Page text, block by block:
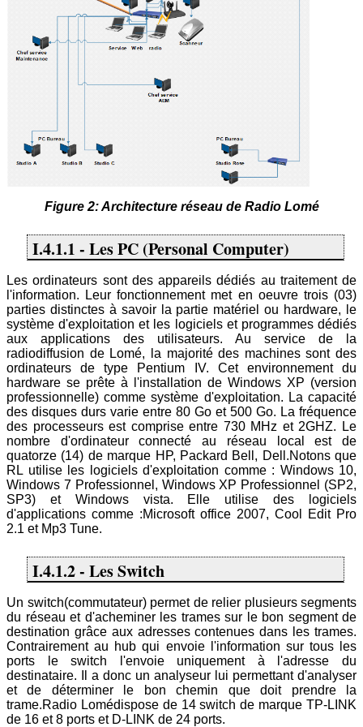
Figure 2: Architecture réseau de Radio Lomé
I.4.1.1 - Les PC (Personal Computer)
Les ordinateurs sont des appareils dédiés au traitement de
l'information. Leur fonctionnement met en oeuvre trois (03)
parties distinctes à savoir la partie matériel ou hardware, le
système d'exploitation et les logiciels et programmes dédiés
aux applications des utilisateurs. Au service de la
radiodiffusion de Lomé, la majorité des machines sont des
ordinateurs de type Pentium IV. Cet environnement du
hardware se prête à l'installation de Windows XP (version
professionnelle) comme système d'exploitation. La capacité
des disques durs varie entre 80 Go et 500 Go. La fréquence
des processeurs est comprise entre 730 MHz et 2GHZ. Le
nombre d'ordinateur connecté au réseau local est de
quatorze (14) de marque HP, Packard Bell, Dell.Notons que
RL utilise les logiciels d'exploitation comme : Windows 10,
Windows 7 Professionnel, Windows XP Professionnel (SP2,
SP3) et Windows vista. Elle utilise des logiciels
d'applications comme :Microsoft office 2007, Cool Edit Pro
2.1 et Mp3 Tune.
I.4.1.2 - Les Switch
Un switch(commutateur) permet de relier plusieurs segments
du réseau et d'acheminer les trames sur le bon segment de
destination grâce aux adresses contenues dans les trames.
Contrairement au hub qui envoie l'information sur tous les
ports le switch l'envoie uniquement à l'adresse du
destinataire. Il a donc un analyseur lui permettant d'analyser
et de déterminer le bon chemin que doit prendre la
trame.Radio Lomédispose de 14 switch de marque TP-LINK
de 16 et 8 ports et D-LINK de 24 ports.